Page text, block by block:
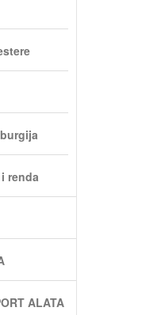
renda
ALATA